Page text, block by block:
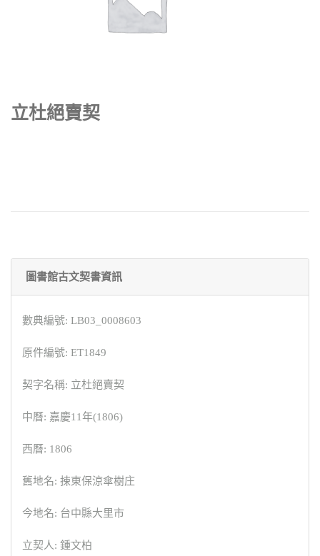
立杜絕賣契
圖書館古文契書資訊
數典編號: LB03_0008603
原件編號: ET1849
契字名稱: 立杜絕賣契
中曆: 嘉慶11年(1806)
西曆: 1806
舊地名: 捒東保涼傘樹庄
今地名: 台中縣大里市
立契人: 鍾文柏